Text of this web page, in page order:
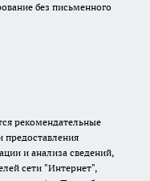
без письменного
рекомендательные
и анализа сведений,
сети "Интернет",